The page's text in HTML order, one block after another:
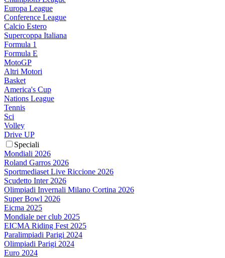
Europa League
Conference League
Calcio Estero
Supercoppa Italiana
Formula 1
Formula E
MotoGP
Altri Motori
Basket
America's Cup
Nations League
Tennis
Sci
Volley
Drive UP
Speciali
Mondiali 2026
Roland Garros 2026
Sportmediaset Live Riccione 2026
Scudetto Inter 2026
Olimpiadi Invernali Milano Cortina 2026
Super Bowl 2026
Eicma 2025
Mondiale per club 2025
EICMA Riding Fest 2025
Paralimpiadi Parigi 2024
Olimpiadi Parigi 2024
Euro 2024